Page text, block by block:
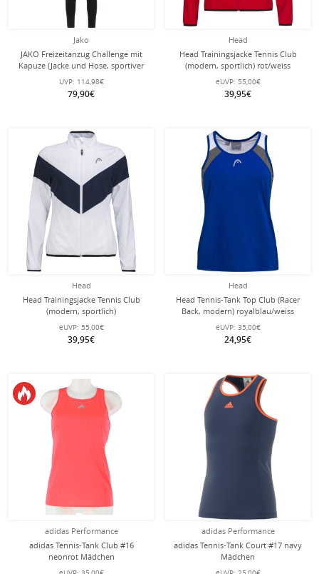
Jako
JAKO Freizeitanzug Challenge mit
Kapuze (Jacke und Hose, sportiver
Schnitt) schwarz/orange Jungen
UVP: 114,98€
79,90€
Head
Head Trainingsjacke Tennis Club
(modern, sportlich) rot/weiss
Mädchen
eUVP: 55,00€
39,95€
Head
Head Trainingsjacke Tennis Club
(modern, sportlich)
weiss/dunkelblau Mädchen
eUVP: 55,00€
39,95€
Head
Head Tennis-Tank Top Club (Racer
Back, modern) royalblau/weiss
Mädchen
eUVP: 35,00€
24,95€
adidas Performance
adidas Tennis-Tank Club #16
neonrot Mädchen
adidas Performance
adidas Tennis-Tank Court #17 navy
Mädchen